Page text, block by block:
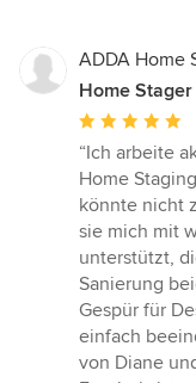
ADDA Home
Home
Bewertung:
5
von
5
Sternen
“Ich arbeite
Home
könnte nicht
sie mich mit
unterstützt,
Sanierung
Gespür für
einfach
von Diane